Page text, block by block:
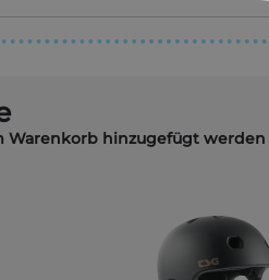
Warenkorb hinzugefügt werden